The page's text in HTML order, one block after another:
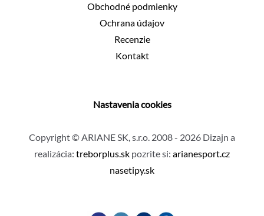
Obchodné podmienky
Ochrana údajov
Recenzie
Kontakt
Nastavenia cookies
Copyright © ARIANE SK, s.r.o. 2008 - 2026 Dizajn a
realizácia: treborplus.sk pozrite si: arianesport.cz
nasetipy.sk